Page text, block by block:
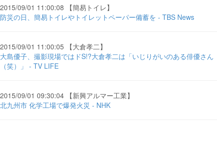
2015/09/01 11:00:08 【簡易トイレ】
防災の日、簡易トイレやトイレットペーパー備蓄を - TBS News
2015/09/01 11:00:05 【大倉孝二】
大島優子、撮影現場ではドS!?大倉孝二は「いじりがいのある俳優さん
（笑）」 - TV LIFE
2015/09/01 09:30:04 【新興アルマー工業】
北九州市 化学工場で爆発火災 - NHK